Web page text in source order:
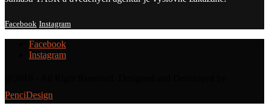
Facebook Instagram
Facebook
Instagram
PenciDesign